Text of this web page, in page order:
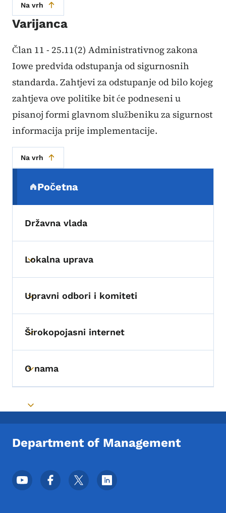
Na vrh
Varijanca
Član 11 - 25.11(2) Administrativnog zakona
Iowe predviđa odstupanja od sigurnosnih
standarda. Zahtjevi za odstupanje od bilo kojeg
zahtjeva ove politike bit će podneseni u
pisanoj formi glavnom službeniku za sigurnost
informacija prije implementacije.
Na vrh
Početna
(parent section)
Državna vlada
Toggle submenu
Lokalna uprava
Toggle submenu
Upravni odbori i komiteti
Toggle submenu
Širokopojasni internet
Toggle submenu
O nama
Toggle submenu
Department of Management
Meni podnožja društvenih mrežaa